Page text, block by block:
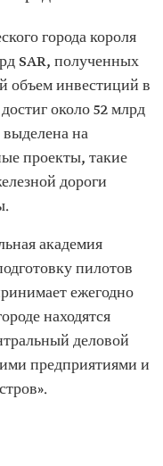
города короля
SAR, полученных
объем инвестиций в
около 52 млрд
на
проекты, такие
дороги
академия
пилотов
ежегодно
находятся
деловой
предприятиями и